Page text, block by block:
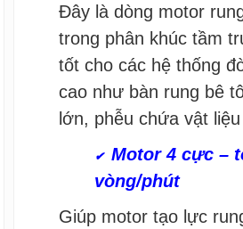
Đây là dòng motor
trong phân khúc tầm
tốt cho các hệ thống
cao như bàn rung bê
lớn, phễu chứa vật liệu
✔ Motor 4 cực –
vòng/phút
Giúp motor tạo lực